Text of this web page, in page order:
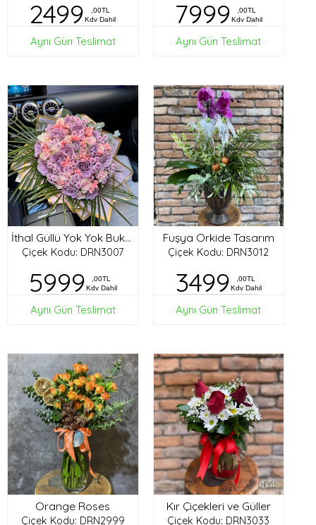
2499
,00TL
Kdv Dahil
Aynı Gün Teslimat
7999
,00TL
Kdv Dahil
Aynı Gün Teslimat
İthal Güllü Yok Yok Buket
Çiçek Kodu: DRN3007
5999
,00TL
Kdv Dahil
Aynı Gün Teslimat
Fuşya Orkide Tasarım
Çiçek Kodu: DRN3012
3499
,00TL
Kdv Dahil
Aynı Gün Teslimat
Orange Roses
Çiçek Kodu: DRN2999
Kır Çiçekleri ve Güller
Çiçek Kodu: DRN3033